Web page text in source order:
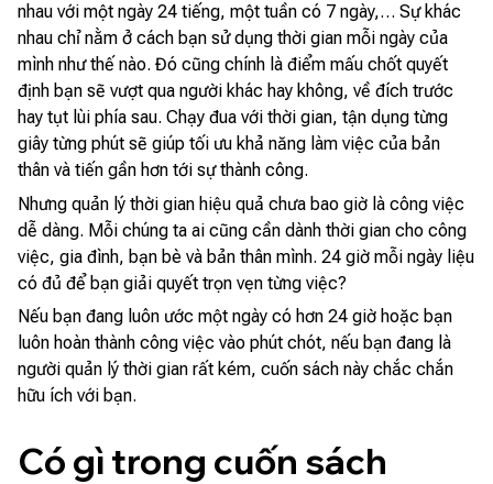
nhau với một ngày 24 tiếng, một tuần có 7 ngày,… Sự khác
nhau chỉ nằm ở cách bạn sử dụng thời gian mỗi ngày của
mình như thế nào. Đó cũng chính là điểm mấu chốt quyết
định bạn sẽ vượt qua người khác hay không, về đích trước
hay tụt lùi phía sau. Chạy đua với thời gian, tận dụng từng
giây từng phút sẽ giúp tối ưu khả năng làm việc của bản
thân và tiến gần hơn tới sự thành công.
Nhưng quản lý thời gian hiệu quả chưa bao giờ là công việc
dễ dàng. Mỗi chúng ta ai cũng cần dành thời gian cho công
việc, gia đình, bạn bè và bản thân mình. 24 giờ mỗi ngày liệu
có đủ để bạn giải quyết trọn vẹn từng việc?
Nếu bạn đang luôn ước một ngày có hơn 24 giờ hoặc bạn
luôn hoàn thành công việc vào phút chót, nếu bạn đang là
người quản lý thời gian rất kém, cuốn sách này chắc chắn
hữu ích với bạn.
Có gì trong cuốn sách